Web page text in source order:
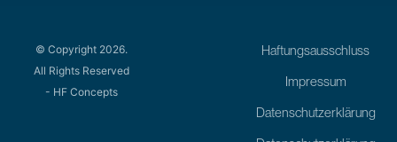
© Copyright 2026.
All Rights Reserved
- HF Concepts
Haftungsausschluss
Impressum
Datenschutzerklärung